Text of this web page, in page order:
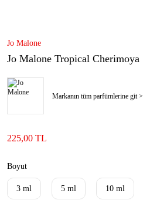
Jo Malone
Jo Malone Tropical Cherimoya
Markanın tüm parfümlerine git >
225,00 TL
Boyut
3 ml 5 ml 10 ml